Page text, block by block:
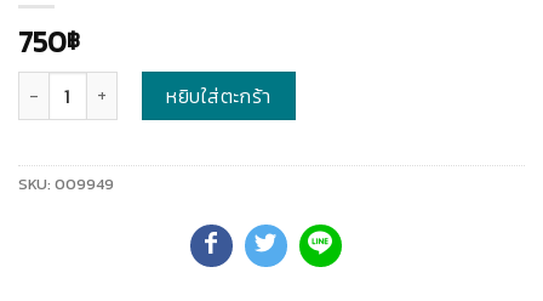
750฿
หยิบใส่ตะกร้า
SKU: 009949